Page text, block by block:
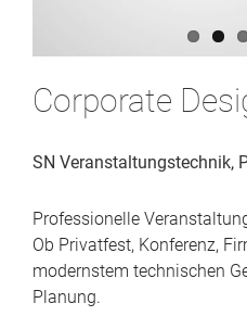
Corporate
SN Veranstaltungstechnik,
Professionelle
Ob Privatfest, Konferenz,
modernstem technischen
Planung.